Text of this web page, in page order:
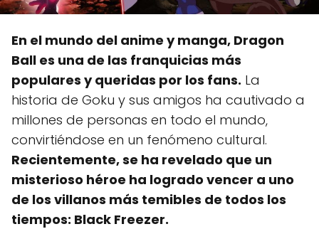
En el mundo del anime y manga, Dragon
Ball es una de las franquicias más
populares y queridas por los fans. La
historia de Goku y sus amigos ha cautivado a
millones de personas en todo el mundo,
convirtiéndose en un fenómeno cultural.
Recientemente, se ha revelado que un
misterioso héroe ha logrado vencer a uno
de los villanos más temibles de todos los
tiempos: Black Freezer.